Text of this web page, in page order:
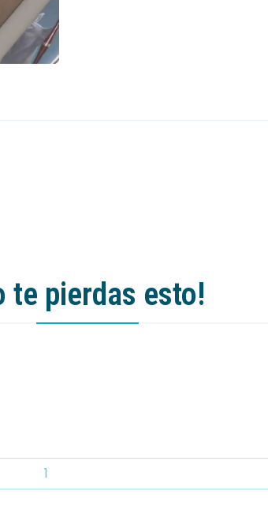
te pierdas esto!